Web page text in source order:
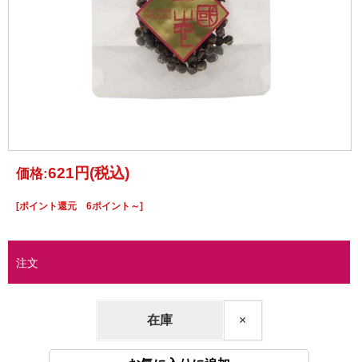
価格:621円(税込)
[ポイント還元 6ポイント～]
注文
在庫 ×